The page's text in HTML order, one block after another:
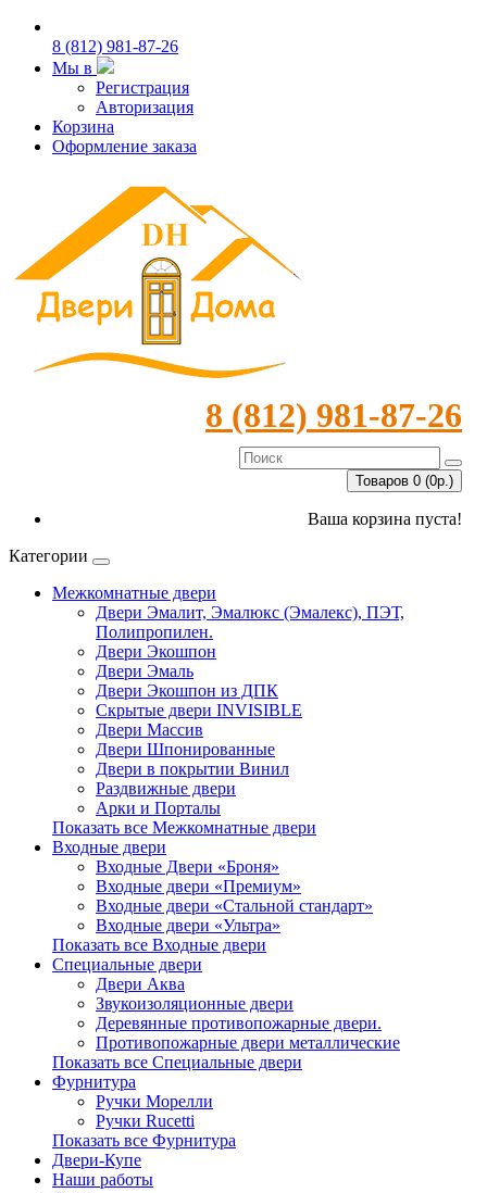
8 (812) 981-87-26
Мы в
Регистрация
Авторизация
Корзина
Оформление заказа
8 (812) 981-87-26
Товаров 0 (0р.)
Ваша корзина пуста!
Категории
Межкомнатные двери
Двери Эмалит, Эмалюкс (Эмалекс), ПЭТ,
Полипропилен.
Двери Экошпон
Двери Эмаль
Двери Экошпон из ДПК
Скрытые двери INVISIBLE
Двери Массив
Двери Шпонированные
Двери в покрытии Винил
Раздвижные двери
Арки и Порталы
Показать все Межкомнатные двери
Входные двери
Входные Двери «Броня»
Входные двери «Премиум»
Входные двери «Стальной стандарт»
Входные двери «Ультра»
Показать все Входные двери
Специальные двери
Двери Аква
Звукоизоляционные двери
Деревянные противопожарные двери.
Противопожарные двери металлические
Показать все Специальные двери
Фурнитура
Ручки Морелли
Ручки Rucetti
Показать все Фурнитура
Двери-Купе
Наши работы